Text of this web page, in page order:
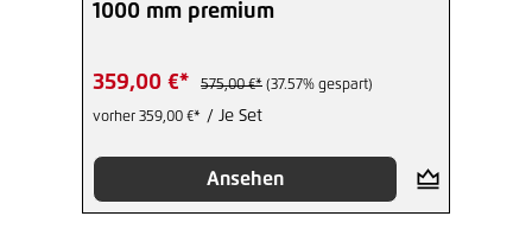
1000 mm premium
359,00 €* 575,00 €* (37.57% gespart)
vorher 359,00 €* / Je Set
Ansehen